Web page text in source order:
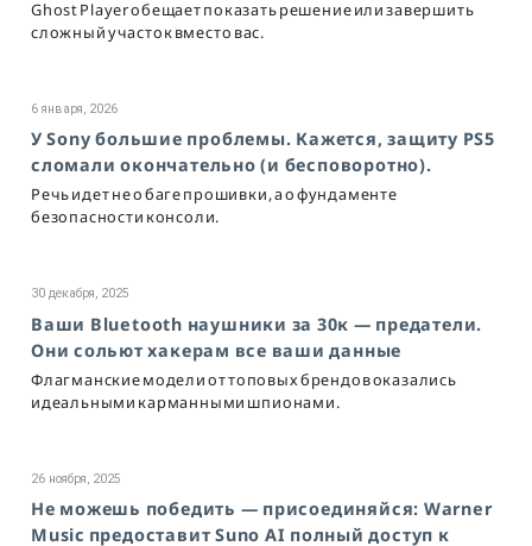
Ghost Player обещает показать решение или завершить
сложный участок вместо вас.
6 января, 2026
У Sony большие проблемы. Кажется, защиту PS5
сломали окончательно (и бесповоротно).
Речь идет не о баге прошивки, а о фундаменте
безопасности консоли.
30 декабря, 2025
Ваши Bluetooth наушники за 30к — предатели.
Они сольют хакерам все ваши данные
Флагманские модели от топовых брендов оказались
идеальными карманными шпионами.
26 ноября, 2025
Не можешь победить — присоединяйся: Warner
Music предоставит Suno AI полный доступ к